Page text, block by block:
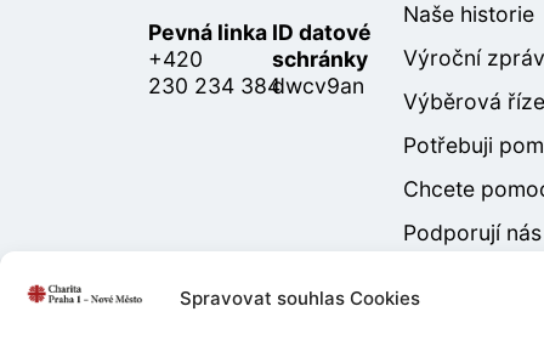
Spravovat souhlas Cookies
Pevná linka
+420
230 234 384
ID datové
schránky
dwcv9an
Naše historie
Výroční
Výběrová
Potřebuji
Chcete
Podporují nás